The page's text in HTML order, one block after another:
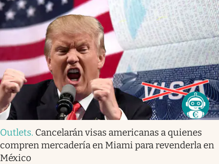
Outlets. Cancelarán visas americanas a quienes
compren mercadería en Miami para revenderla en
México